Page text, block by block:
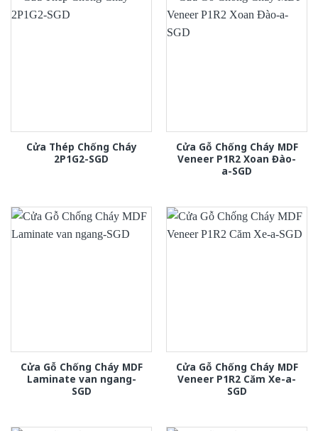
Cửa Thép Chống Cháy
2P1G2-SGD
Cửa Gỗ Chống Cháy MDF
Veneer P1R2 Xoan Đào-
a-SGD
Cửa Gỗ Chống Cháy MDF
Laminate van ngang-
SGD
Cửa Gỗ Chống Cháy MDF
Veneer P1R2 Căm Xe-a-
SGD